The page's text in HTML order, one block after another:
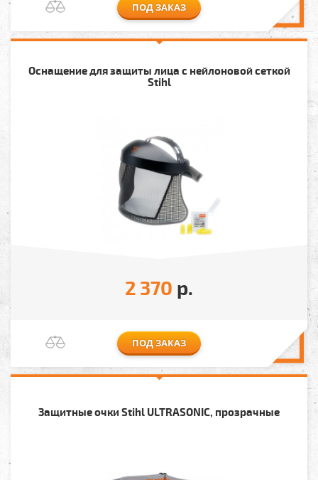
ПОД ЗАКАЗ
Оснащение для защиты лица с нейлоновой сеткой
Stihl
2 370 р.
ПОД ЗАКАЗ
Защитные очки Stihl ULTRASONIC, прозрачные